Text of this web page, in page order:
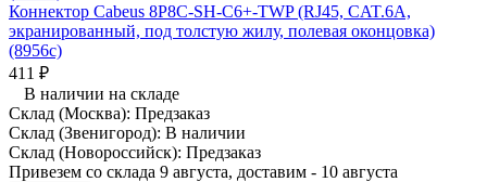
Коннектор Cabeus 8P8C-SH-C6+-TWP (RJ45, CAT.6A,
экранированный, под толстую жилу, полевая оконцовка)
(8956c)
411 ₽
В наличии на складе
Склад (Москва): Предзаказ
Склад (Звенигород): В наличии
Склад (Новороссийск): Предзаказ
Привезем со склада 9 августа, доставим - 10 августа